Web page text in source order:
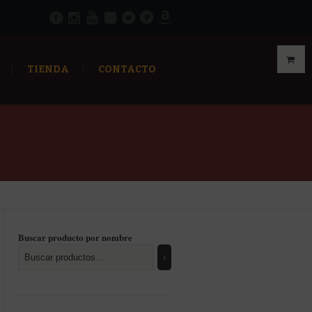
TIENDA CONTACTO
Buscar producto por nombre